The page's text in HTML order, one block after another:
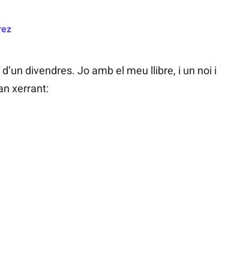
divendres. Jo amb el meu llibre, i un noi i
xerrant: